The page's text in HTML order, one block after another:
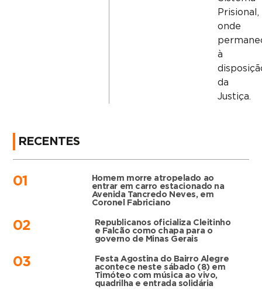
Prisional,
onde
à
da
Justiça.
RECENTES
01
Homem morre atropelado ao
entrar em carro estacionado na
Avenida Tancredo Neves, em
Coronel Fabriciano
02
Republicanos oficializa Cleitinho
e Falcão como chapa para o
governo de Minas Gerais
03
Festa Agostina do Bairro Alegre
acontece neste sábado (8) em
Timóteo com música ao vivo,
quadrilha e entrada solidária